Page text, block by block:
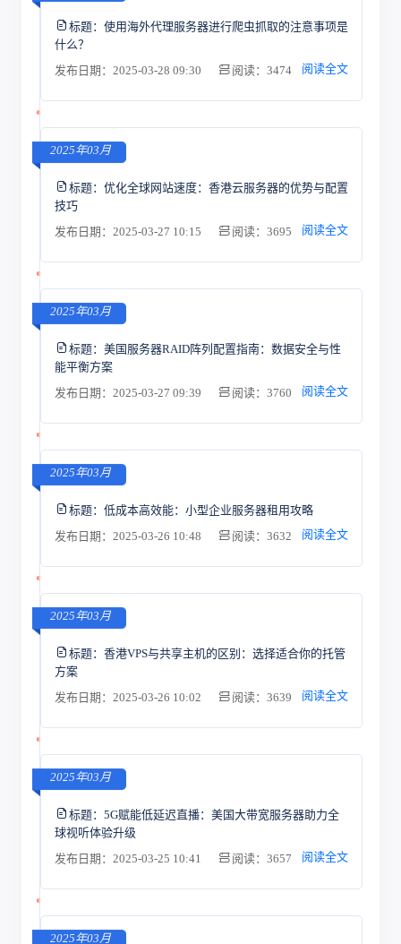
标题： 使用海外代理服务器进行爬虫抓取的注意事项是
什么？
发布日期：2025-03-28 09:30
阅读：3474 阅读全文
2025年03月
标题： 优化全球网站速度：香港云服务器的优势与配置
技巧
发布日期：2025-03-27 10:15
阅读：3695 阅读全文
2025年03月
标题： 美国服务器RAID阵列配置指南：数据安全与性
能平衡方案
发布日期：2025-03-27 09:39
阅读：3760 阅读全文
2025年03月
标题： 低成本高效能：小型企业服务器租用攻略
发布日期：2025-03-26 10:48
阅读：3632 阅读全文
2025年03月
标题： 香港VPS与共享主机的区别：选择适合你的托管
方案
发布日期：2025-03-26 10:02
阅读：3639 阅读全文
2025年03月
标题： 5G赋能低延迟直播：美国大带宽服务器助力全
球视听体验升级
发布日期：2025-03-25 10:41
阅读：3657 阅读全文
2025年03月